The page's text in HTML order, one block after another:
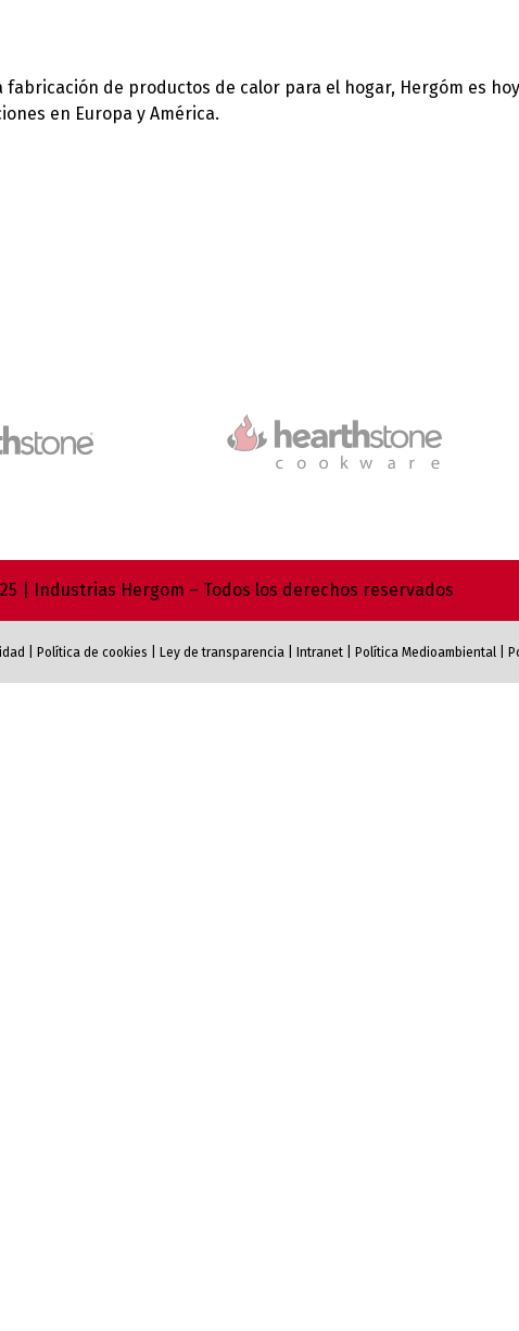
de productos de calor para el hogar, Hergóm es
en Europa y América.
| Industrias Hergom – Todos los derechos reservados
Política de cookies Ley de transparencia Intranet Política Medioambiental